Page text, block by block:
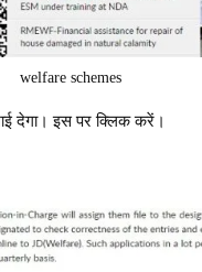
welfare schemes
देगा। इस पर क्लिक करें।